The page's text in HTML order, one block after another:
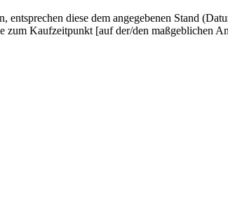
entsprechen diese dem angegebenen Stand
Kaufzeitpunkt [auf der/den maßgeblichen